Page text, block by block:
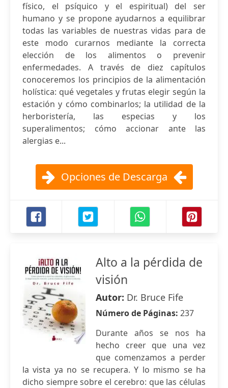
físico, el psíquico y el espiritual) del ser
humano y se propone ayudarnos a equilibrar
todas las variables de nuestras vidas para de
este modo curarnos mediante la correcta
elección de los alimentos o prevenir
enfermedades. A través de diez capítulos
conoceremos los principios de la alimentación
holística: qué vegetales y frutas elegir según la
estación y cómo combinarlos; la utilidad de la
herboristería, las especias y los
superalimentos; cómo accionar ante las
alergias e...
Opciones de Descarga
Alto a la pérdida de
visión
Autor: Dr. Bruce Fife
Número de Páginas: 237
Durante años se nos ha
hecho creer que una vez
que comenzamos a perder
la vista ya no se recupera. Y lo mismo se ha
dicho siempre sobre el cerebro: que las células